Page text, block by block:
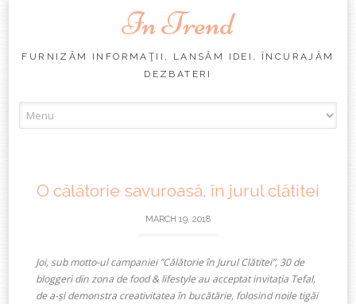
In Trend
FURNIZĂM INFORMAŢII, LANSĂM IDEI, ÎNCURAJĂM
DEZBATERI
to
O călătorie savuroasă, în jurul clătitei
MARCH 19, 2018
Joi, sub motto-ul campaniei ”Călătorie în Jurul Clătitei”, 30 de
bloggeri din zona de food & lifestyle au acceptat invitația Tefal,
de a-și demonstra creativitatea în bucătărie, folosind noile tigăi